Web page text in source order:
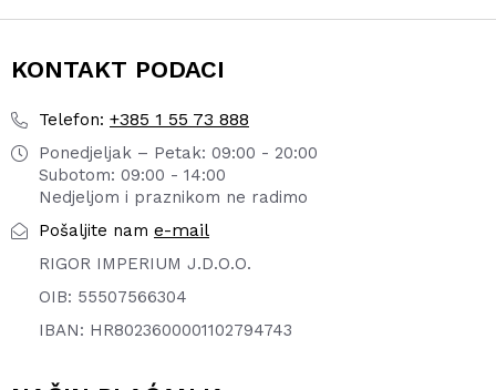
KONTAKT PODACI
Telefon: +385 1 55 73 888
Ponedjeljak – Petak: 09:00 - 20:00
Subotom: 09:00 - 14:00
Nedjeljom i praznikom ne radimo
Pošaljite nam e-mail
RIGOR IMPERIUM J.D.O.O.
OIB: 55507566304
IBAN: HR8023600001102794743